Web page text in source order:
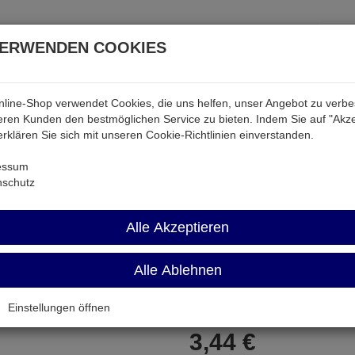
& Akkus Audio & Video Strom Tab &
WIHA367-1,5
Sechskant-
3,44 €
COOKIES
Shop verwendet Cookies, die uns helfen, unser Angebot zu
Kunden den bestmöglichen Service zu bieten. Indem Sie auf
Sie sich mit unseren Cookie-Richtlinien einverstanden.
Alle Akzeptieren
Alle Ablehnen
Einstellungen öffnen